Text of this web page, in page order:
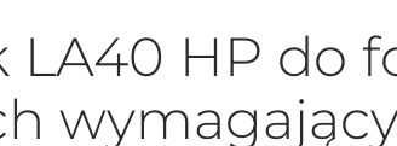
LA40 HP do